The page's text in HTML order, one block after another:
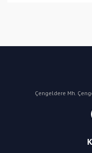
Çengeldere Mh.